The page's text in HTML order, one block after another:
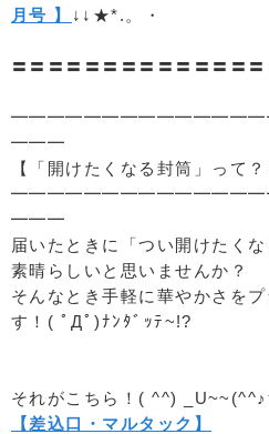
月号 】
↓↓★*.。・
〓〓〓〓〓〓〓〓〓〓〓〓〓
━━━
【「開けたくなる封筒」って？
━━━
届いたときに「つい開けたく
素晴らしいと思いませんか？
そんなとき手軽に華やかさを
す！( ﾟДﾟ)ﾅﾝﾀﾞｯﾃ~!?
それがこちら！( ^^)
【差込口・マルタック】